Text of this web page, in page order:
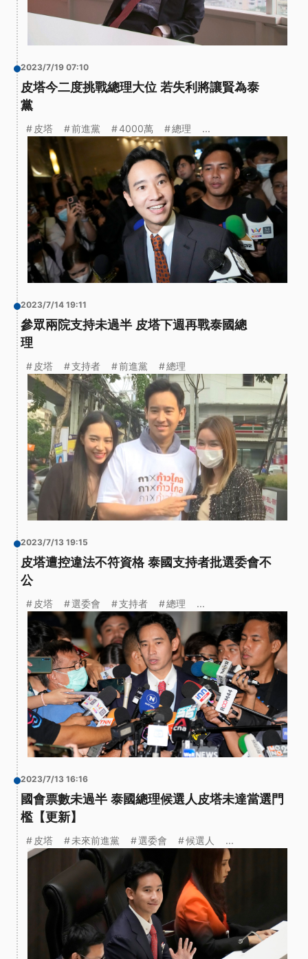
2023/7/19 07:10
皮塔今二度挑戰總理大位 若失利將讓賢為泰
黨
皮塔 前進黨 4000萬 總理 ...
2023/7/14 19:11
參眾兩院支持未過半 皮塔下週再戰泰國總
理
皮塔 支持者 前進黨 總理
2023/7/13 19:15
皮塔遭控違法不符資格 泰國支持者批選委會不
公
皮塔 選委會 支持者 總理 ...
2023/7/13 16:16
國會票數未過半 泰國總理候選人皮塔未達當選門
檻【更新】
皮塔 未來前進黨 選委會 候選人 ...